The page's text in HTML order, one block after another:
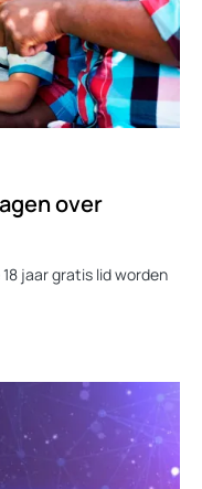
over
jaar gratis lid worden